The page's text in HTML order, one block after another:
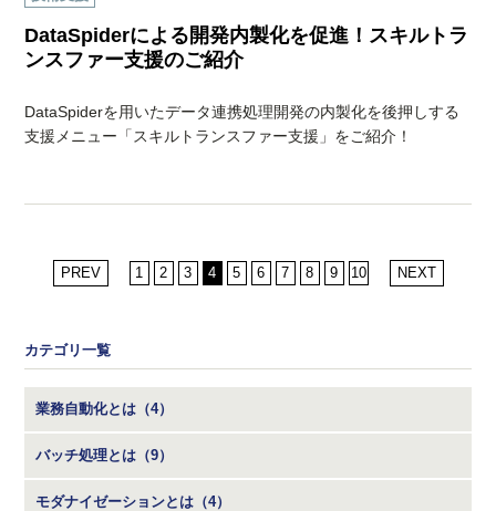
DataSpiderによる開発内製化を促進！スキルトラ
ンスファー支援のご紹介
DataSpiderを用いたデータ連携処理開発の内製化を後押しする
支援メニュー「スキルトランスファー支援」をご紹介！
PREV 1 2 3 4 5 6 7 8 9 10 NEXT
カテゴリ一覧
業務自動化とは（4）
バッチ処理とは（9）
モダナイゼーションとは（4）